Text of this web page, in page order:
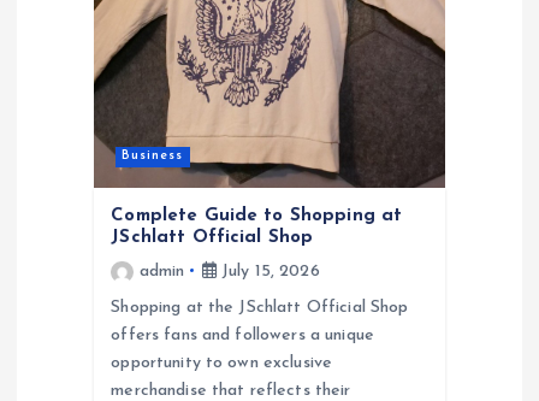
Business
Complete Guide to Shopping at
JSchlatt Official Shop
admin
July 15, 2026
Shopping at the JSchlatt Official Shop
offers fans and followers a unique
opportunity to own exclusive
merchandise that reflects their